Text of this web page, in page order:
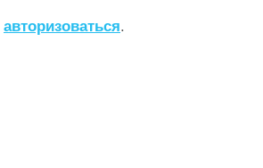
авторизоваться.